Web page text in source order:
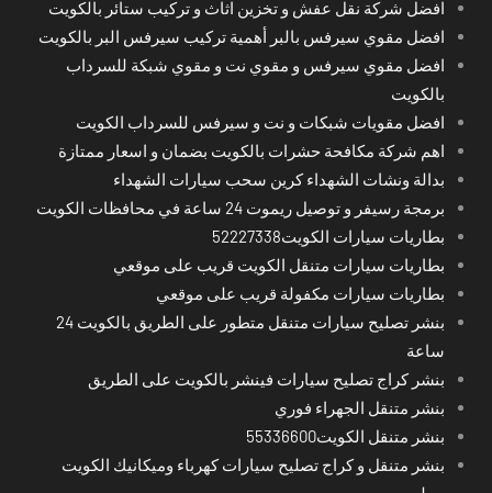
افضل شركة نقل عفش و تخزين اثاث و تركيب ستائر بالكويت
افضل مقوي سيرفس بالبر أهمية تركيب سيرفس البر بالكويت
افضل مقوي سيرفس و مقوي نت و مقوي شبكة للسرداب
بالكويت
افضل مقويات شبكات و نت و سيرفس للسرداب الكويت
اهم شركة مكافحة حشرات بالكويت بضمان و اسعار ممتازة
بدالة ونشات الشهداء كرين سحب سيارات الشهداء
برمجة رسيفر و توصيل ريموت 24 ساعة في محافظات الكويت
بطاريات سيارات الكويت52227338
بطاريات سيارات متنقل الكويت قريب على موقعي
بطاريات سيارات مكفولة قريب على موقعي
بنشر تصليح سيارات متنقل متطور على الطريق بالكويت 24
ساعة
بنشر كراج تصليح سيارات فينشر بالكويت على الطريق
بنشر متنقل الجهراء فوري
بنشر متنقل الكويت55336600
بنشر متنقل و كراج تصليح سيارات كهرباء وميكانيك الكويت